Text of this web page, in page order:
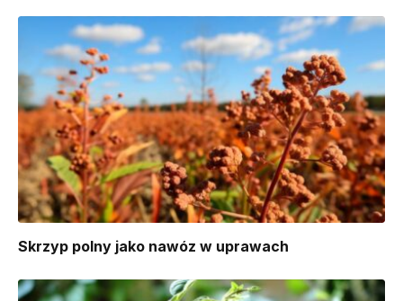
Skrzyp polny jako nawóz w uprawach